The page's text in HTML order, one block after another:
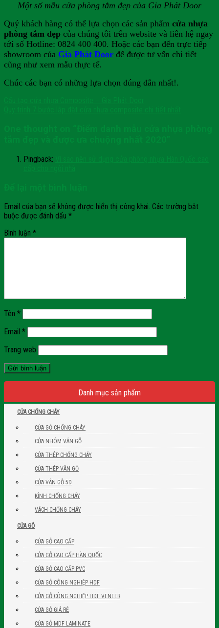
Một số mẫu cửa phòng tắm đẹp của Gia Phát Door
Quý khách hàng có thể lựa chọn các sản phẩm cửa nhựa
phòng tắm đẹp của chúng tôi trên website và liên hệ ngay
tới số Hotline: 0824 400 400. Hoặc các bạn đến trực tiếp
showroom của Gia Phát Door để được tư vấn chi tiết
cũng như xem mẫu thực tế.
Chúc các bạn có những lựa chọn đúng đắn nhất!.
Pingback:
Email của bạn sẽ không được hiển thị công khai. Các trường bắt
buộc được đánh dấu *
Bình luận *
Tên *
Email *
Trang web
Danh mục sản phẩm
CỬA CHỐNG CHÁY
CỬA GỖ CHỐNG CHÁY
CỬA NHÔM VÂN GỖ
CỬA THÉP CHỐNG CHÁY
CỬA THÉP VÂN GỖ
CỬA VÂN GỖ 5D
KÍNH CHỐNG CHÁY
VÁCH CHỐNG CHÁY
CỬA GỖ
CỬA GỖ CAO CẤP
CỬA GỖ CAO CẤP HÀN QUỐC
CỬA GỖ CAO CẤP PVC
CỬA GỖ CÔNG NGHIỆP HDF
CỬA GỖ CÔNG NGHIỆP HDF VENEER
CỬA GỖ GIÁ RẺ
CỬA GỖ MDF LAMINATE